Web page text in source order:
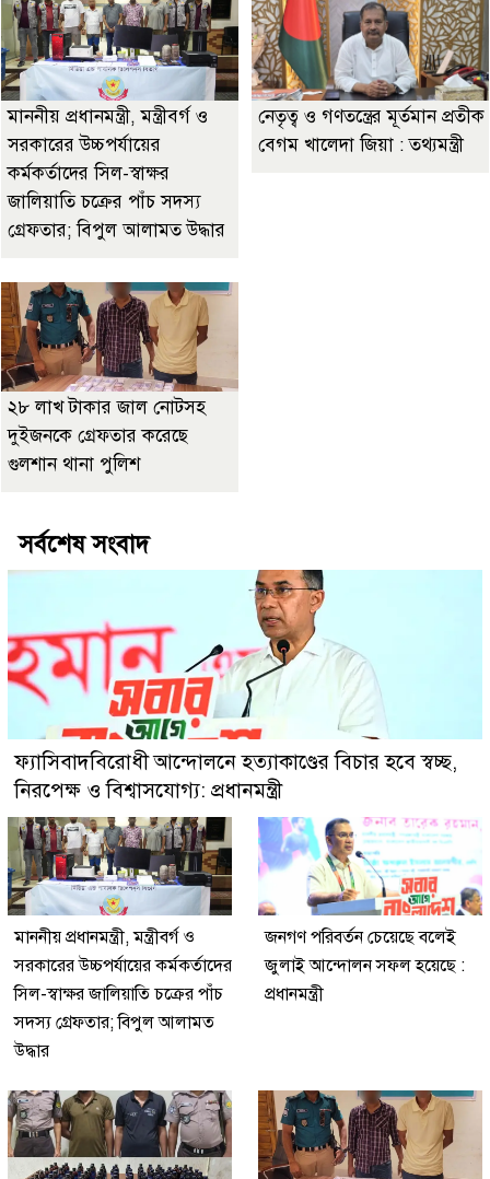
মাননীয় প্রধানমন্ত্রী, মন্ত্রীবর্গ ও
সরকারের উচ্চপর্যায়ের
কর্মকর্তাদের সিল-স্বাক্ষর
জালিয়াতি চক্রের পাঁচ সদস্য
গ্রেফতার; বিপুল আলামত উদ্ধার
নেতৃত্ব ও গণতন্ত্রের মূর্তমান প্রতীক
বেগম খালেদা জিয়া : তথ্যমন্ত্রী
২৮ লাখ টাকার জাল নোটসহ
দুইজনকে গ্রেফতার করেছে
গুলশান থানা পুলিশ
সর্বশেষ সংবাদ
ফ্যাসিবাদবিরোধী আন্দোলনে হত্যাকাণ্ডের বিচার হবে স্বচ্ছ,
নিরপেক্ষ ও বিশ্বাসযোগ্য: প্রধানমন্ত্রী
মাননীয় প্রধানমন্ত্রী, মন্ত্রীবর্গ ও
সরকারের উচ্চপর্যায়ের কর্মকর্তাদের
সিল-স্বাক্ষর জালিয়াতি চক্রের পাঁচ
সদস্য গ্রেফতার; বিপুল আলামত
উদ্ধার
জনগণ পরিবর্তন চেয়েছে বলেই
জুলাই আন্দোলন সফল হয়েছে :
প্রধানমন্ত্রী